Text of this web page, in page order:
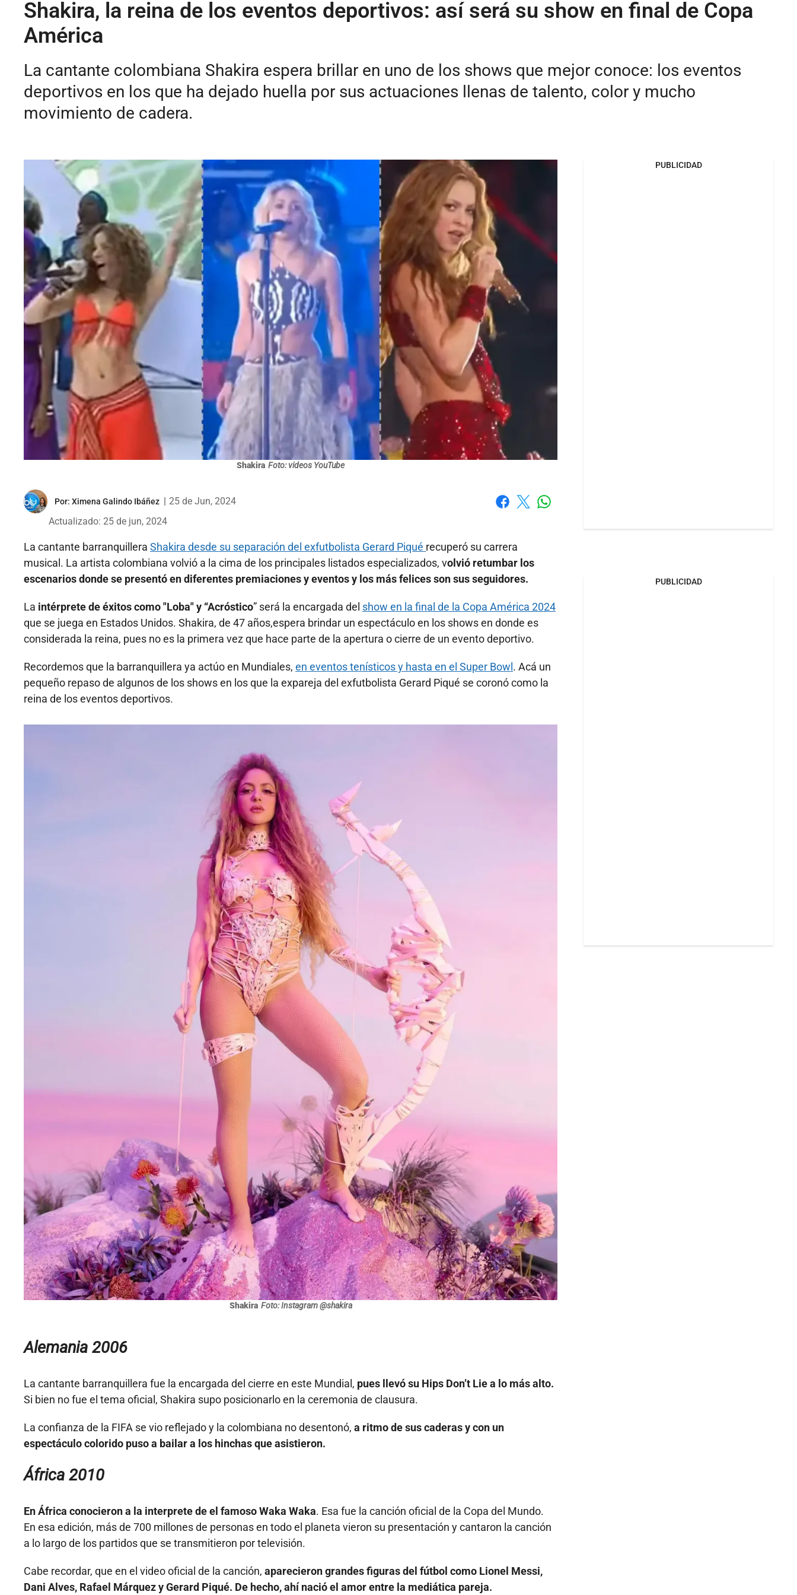
Shakira, la reina de los eventos deportivos: así será su show en final de Copa
América
La cantante colombiana Shakira espera brillar en uno de los shows que mejor conoce: los eventos
deportivos en los que ha dejado huella por sus actuaciones llenas de talento, color y mucho
movimiento de cadera.
Shakira Foto: videos YouTube
Por: Ximena Galindo Ibáñez
25 de Jun, 2024
Actualizado: 25 de jun, 2024
La cantante barranquillera Shakira desde su separación del exfutbolista Gerard Piqué recuperó su carrera
musical. La artista colombiana volvió a la cima de los principales listados especializados, volvió retumbar los
escenarios donde se presentó en diferentes premiaciones y eventos y los más felices son sus seguidores.
La intérprete de éxitos como "Loba" y “Acróstico” será la encargada del show en la final de la Copa América 2024
que se juega en Estados Unidos. Shakira, de 47 años,espera brindar un espectáculo en los shows en donde es
considerada la reina, pues no es la primera vez que hace parte de la apertura o cierre de un evento deportivo.
Recordemos que la barranquillera ya actúo en Mundiales, en eventos tenísticos y hasta en el Super Bowl . Acá un
pequeño repaso de algunos de los shows en los que la expareja del exfutbolista Gerard Piqué se coronó como la
reina de los eventos deportivos.
Shakira Foto: Instagram @shakira
Alemania 2006
La cantante barranquillera fue la encargada del cierre en este Mundial, pues llevó su Hips Don’t Lie a lo más alto.
Si bien no fue el tema oficial, Shakira supo posicionarlo en la ceremonia de clausura.
La confianza de la FIFA se vio reflejado y la colombiana no desentonó, a ritmo de sus caderas y con un
espectáculo colorido puso a bailar a los hinchas que asistieron.
África 2010
En África conocieron a la interprete de el famoso Waka Waka. Esa fue la canción oficial de la Copa del Mundo.
En esa edición, más de 700 millones de personas en todo el planeta vieron su presentación y cantaron la canción
a lo largo de los partidos que se transmitieron por televisión.
Cabe recordar, que en el video oficial de la canción, aparecieron grandes figuras del fútbol como Lionel Messi,
Dani Alves, Rafael Márquez y Gerard Piqué. De hecho, ahí nació el amor entre la mediática pareja.
PUBLICIDAD
PUBLICIDAD